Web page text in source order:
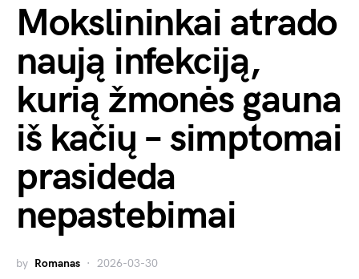
Mokslininkai atrado
naują infekciją,
kurią žmonės gauna
iš kačių – simptomai
prasideda
nepastebimai
by Romanas 2026-03-30